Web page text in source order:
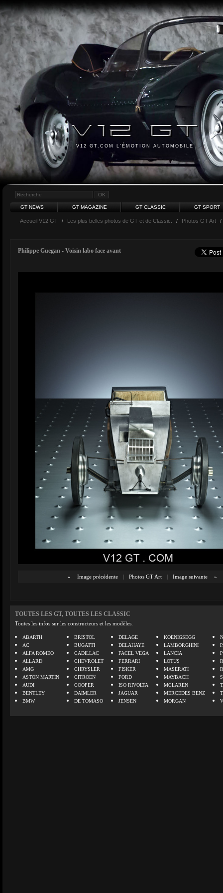
V12 GT.COM L'ÉMOTION AUTOMOBILE
GT NEWS GT MAGAZINE GT CLASSIC GT SPORT
Accueil V12 GT / Les plus belles photos de GT et de Classic. / Photos GT Art /
Philippe Guegan - Voisin labo face avant
« Image précédente | Photos GT Art | Image suivante »
TOUTES LES GT, TOUTES LES CLASSIC
Toutes les infos sur les constructeurs et les modèles.
ABARTH
AC
ALFA ROMEO
ALLARD
AMG
ASTON MARTIN
AUDI
BENTLEY
BMW
BRISTOL
BUGATTI
CADILLAC
CHEVROLET
CHRYSLER
CITROEN
COOPER
DAIMLER
DE TOMASO
DELAGE
DELAHAYE
FACEL VEGA
FERRARI
FISKER
FORD
ISO RIVOLTA
JAGUAR
JENSEN
KOENIGSEGG
LAMBORGHINI
LANCIA
LOTUS
MASERATI
MAYBACH
MCLAREN
MERCEDES BENZ
MORGAN